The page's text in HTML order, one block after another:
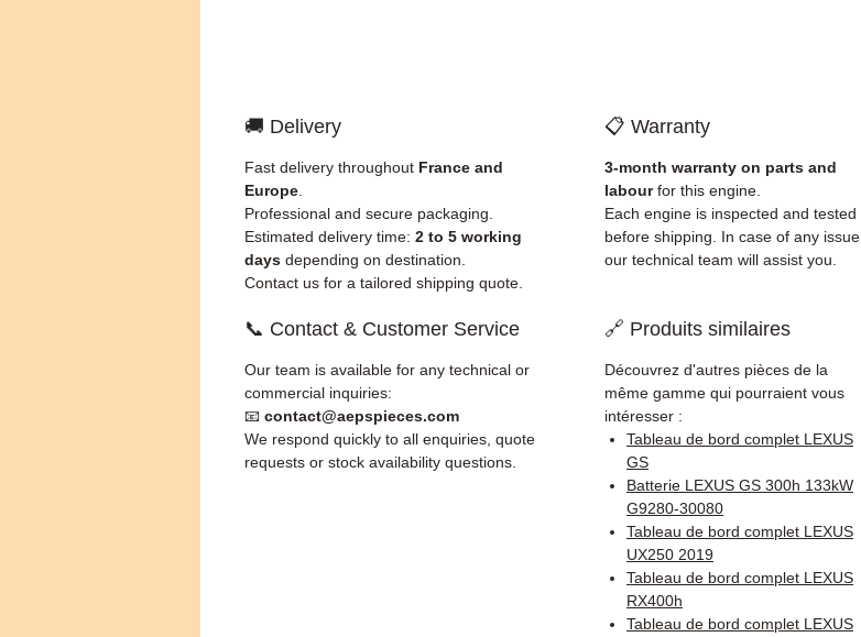
🚚 Delivery
Fast delivery throughout France and
Europe
Professional and secure packaging.
Estimated delivery time: 2 to 5 working
days depending on destination.
Contact us for a tailored shipping quote.
📋 Warranty
3-month warranty on parts and
labourfor this engine.
Each engine is inspected and tested
before shipping. In case of any issue,
our technical team will assist you.
📞 Contact & Customer Service
Our team is available for any technical or
commercial inquiries:
📧 contact@aepspieces.com
We respond quickly to all enquiries, quote
requests or stock availability questions.
🔗 Produits similaires
Découvrez d'autres pièces de la
même gamme qui pourraient vous
intéresser :
Tableau de bord complet LEXUS
GS
Batterie LEXUS GS 300h 133kW
G9280-30080
Tableau de bord complet LEXUS
UX250 2019
Tableau de bord complet LEXUS
RX400h
Tableau de bord complet LEXUS